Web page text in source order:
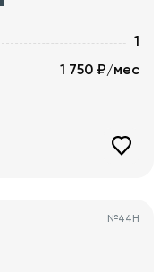
1
1 750 ₽/мес
№44Н